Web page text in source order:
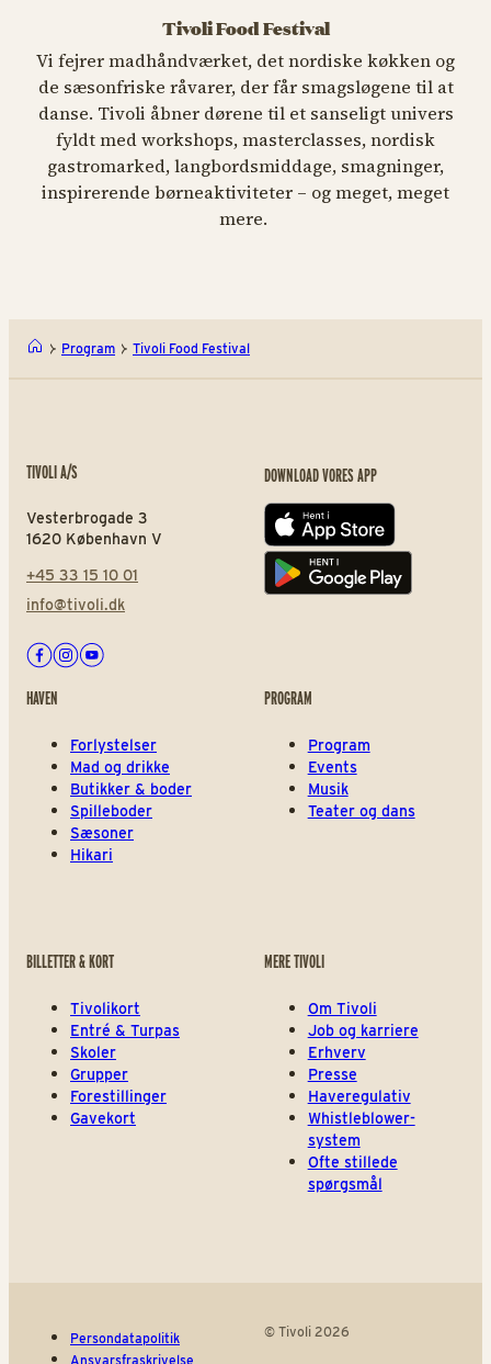
Tivoli Food Festival
Vi fejrer madhåndværket, det nordiske køkken og
de sæsonfriske råvarer, der får smagsløgene til at
danse. Tivoli åbner dørene til et sanseligt univers
fyldt med workshops, masterclasses, nordisk
gastromarked, langbordsmiddage, smagninger,
inspirerende børneaktiviteter – og meget, meget
mere.
Program Tivoli Food Festival
TIVOLI A/S
Vesterbrogade 3
1620 København V
+45 33 15 10 01
info@tivoli.dk
Facebook
Instagram
Youtube
DOWNLOAD VORES APP
App store
Play store
HAVEN
Forlystelser
Mad og drikke
Butikker & boder
Spilleboder
Sæsoner
Hikari
PROGRAM
Program
Events
Musik
Teater og dans
BILLETTER & KORT
Tivolikort
Entré & Turpas
Skoler
Grupper
Forestillinger
Gavekort
MERE TIVOLI
Om Tivoli
Job og karriere
Erhverv
Presse
Haveregulativ
Whistleblower-
system
Ofte stillede
spørgsmål
Persondatapolitik
Ansvarsfraskrivelse
© Tivoli 2026